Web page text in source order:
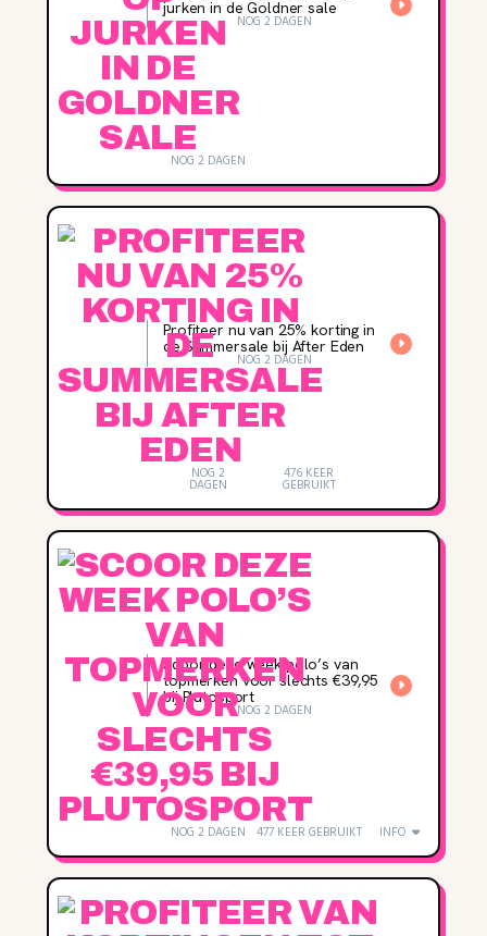
jurken in de Goldner sale
NOG 2 DAGEN
NOG 2 DAGEN
Profiteer nu van 25% korting in
de Summersale bij After Eden
NOG 2 DAGEN
NOG 2
DAGEN
476 KEER
GEBRUIKT
Scoor deze week polo’s van
topmerken voor slechts €39,95
bij Plutosport
NOG 2 DAGEN
NOG 2 DAGEN 477 KEER GEBRUIKT INFO